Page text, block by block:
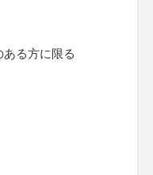
る方に限る